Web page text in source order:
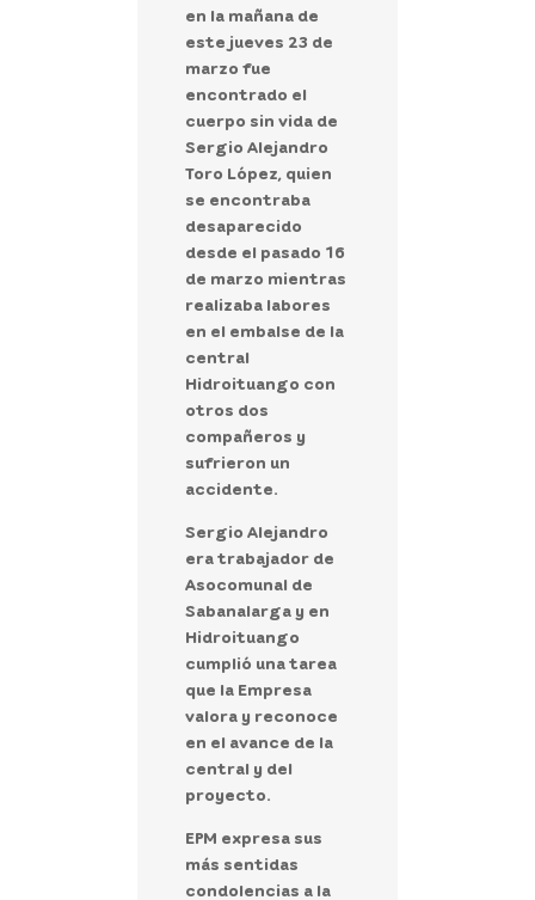
en la mañana de
este jueves 23 de
marzo fue
encontrado el
cuerpo sin vida de
Sergio Alejandro
Toro López, quien
se encontraba
desaparecido
desde el pasado 16
de marzo mientras
realizaba labores
en el embalse de la
central
Hidroituango con
otros dos
compañeros y
sufrieron un
accidente.
Sergio Alejandro
era trabajador de
Asocomunal de
Sabanalarga y en
Hidroituango
cumplió una tarea
que la Empresa
valora y reconoce
en el avance de la
central y del
proyecto.
EPM expresa sus
más sentidas
condolencias a la